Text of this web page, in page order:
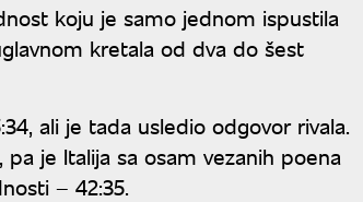
koju je samo jednom ispustila
kretala od dva do šest
ali je tada usledio odgovor rivala.
je Italija sa osam vezanih poena
– 42:35.